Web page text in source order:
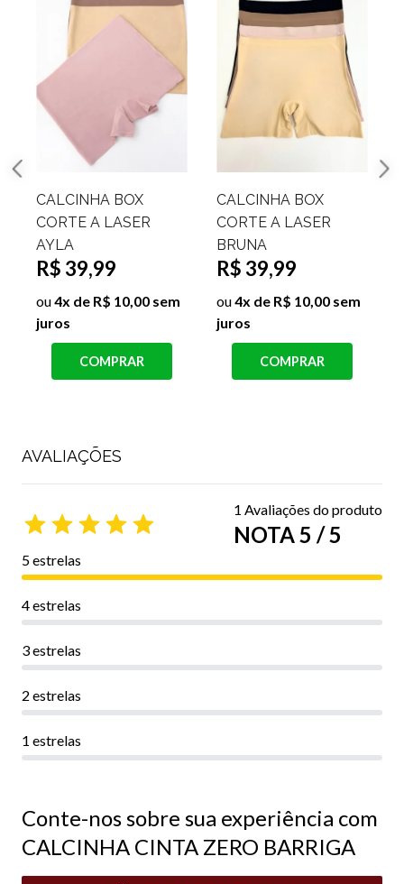
CALCINHA BOX
CORTE A LASER
BRUNA
R$ 39,99
ou4x de R$ 10,00 sem
juros
COMPRAR
CALCINHA
MODELADORA
CINTURA ALTA
BELLY
R$ 29,99
ou3x de R$ 10,00 sem
juros
COMPRAR
AVALIAÇÕES
1 Avaliações do produto
NOTA 5 / 5
5 estrelas
4 estrelas
3 estrelas
2 estrelas
1 estrelas
Conte-nos sobre sua experiência com
CALCINHA CINTA ZERO BARRIGA